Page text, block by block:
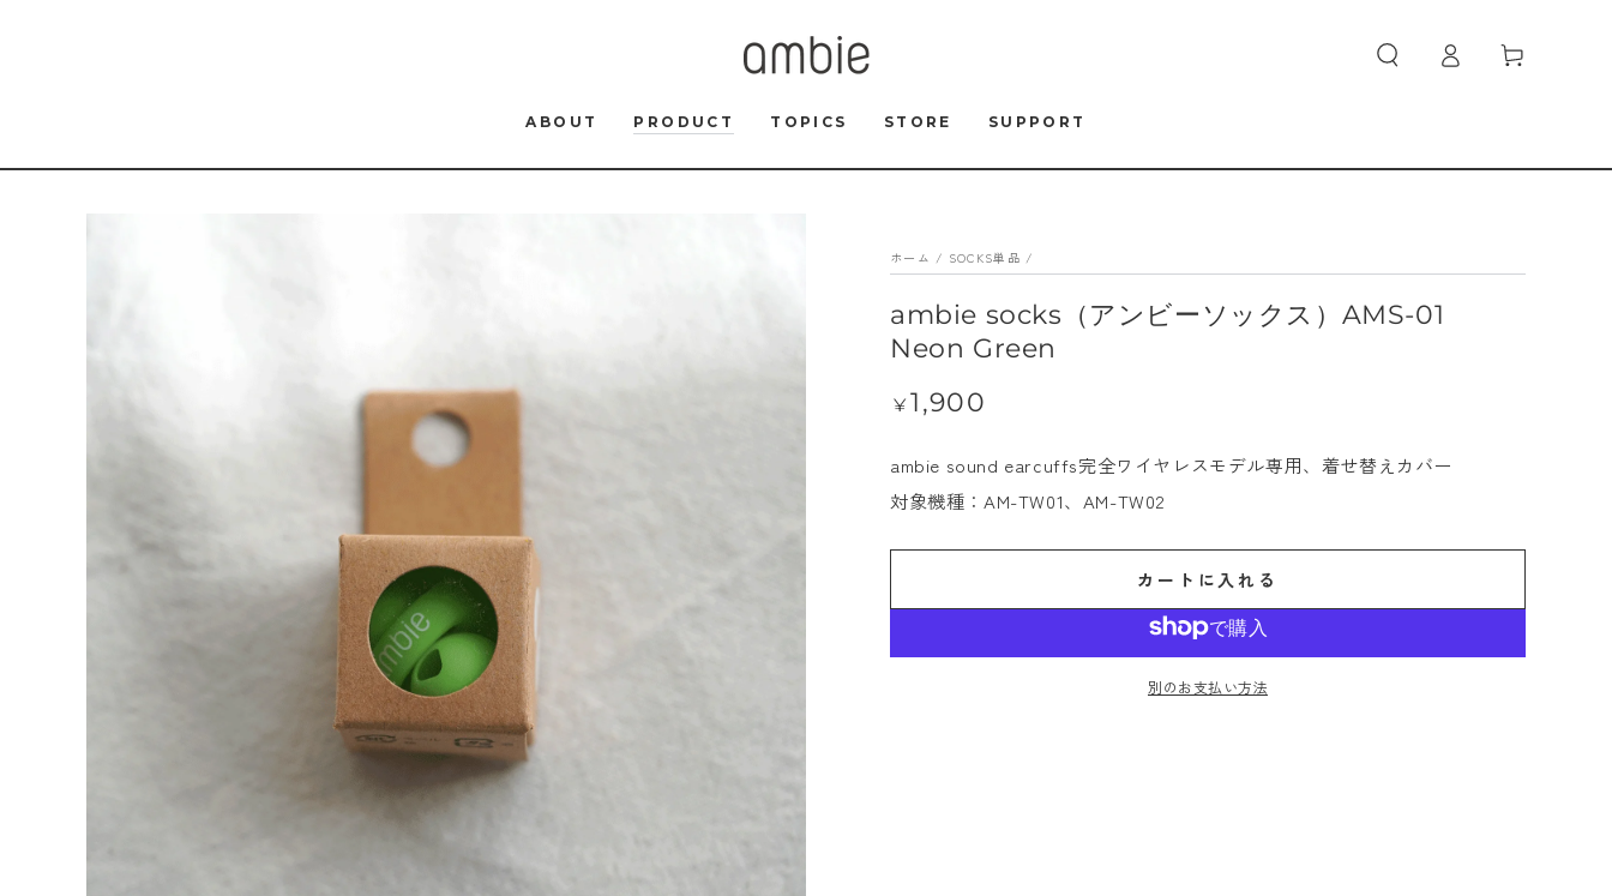
ABOUT PRODUCT TOPICS STORE SUPPORT
グ
イ
ー
モ
ダ
ル
で
1
メ
デ
ホーム / SOCKS単品 /
ambie socks（アンビーソックス）AMS-01
Neon Green
定
¥ 1,900
ambie sound earcuffs完全ワイヤレスモデル専用、着せ替えカバー
対象機種：AM-TW01、AM-TW02
カートに入れる
別のお支払い方法